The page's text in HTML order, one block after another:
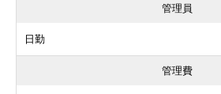
管理員
日勤
管理費